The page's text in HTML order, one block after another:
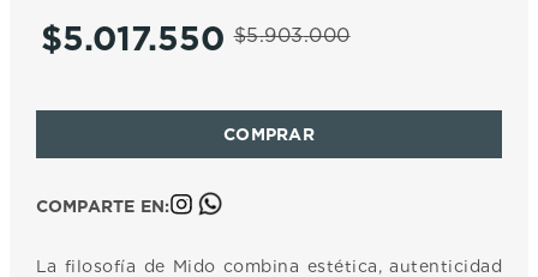
$5.903.000
$5.017.550
COMPARTE EN:
La filosofía de Mido combina estética, autenticidad